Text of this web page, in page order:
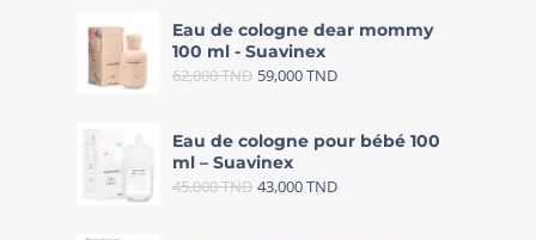
Eau de cologne dear mommy
100 ml - Suavinex
62,000TND 59,000TND
Eau de cologne pour bébé 100
ml – Suavinex
45,000TND 43,000TND